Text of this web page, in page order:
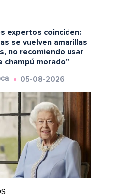
expertos coinciden:
se vuelven amarillas
no recomiendo usar
champú morado"
05-08-2026